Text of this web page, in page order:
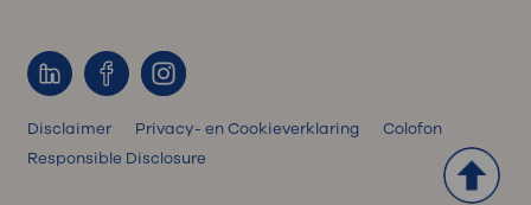
Disclaimer Privacy- en Cookieverklaring
Colofon
Responsible Disclosure